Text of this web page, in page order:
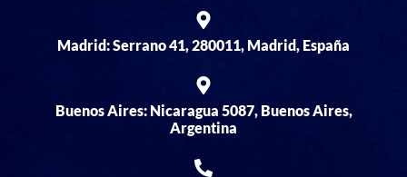
Madrid: Serrano 41, 280011, Madrid, España
Buenos Aires: Nicaragua 5087, Buenos Aires,
Argentina